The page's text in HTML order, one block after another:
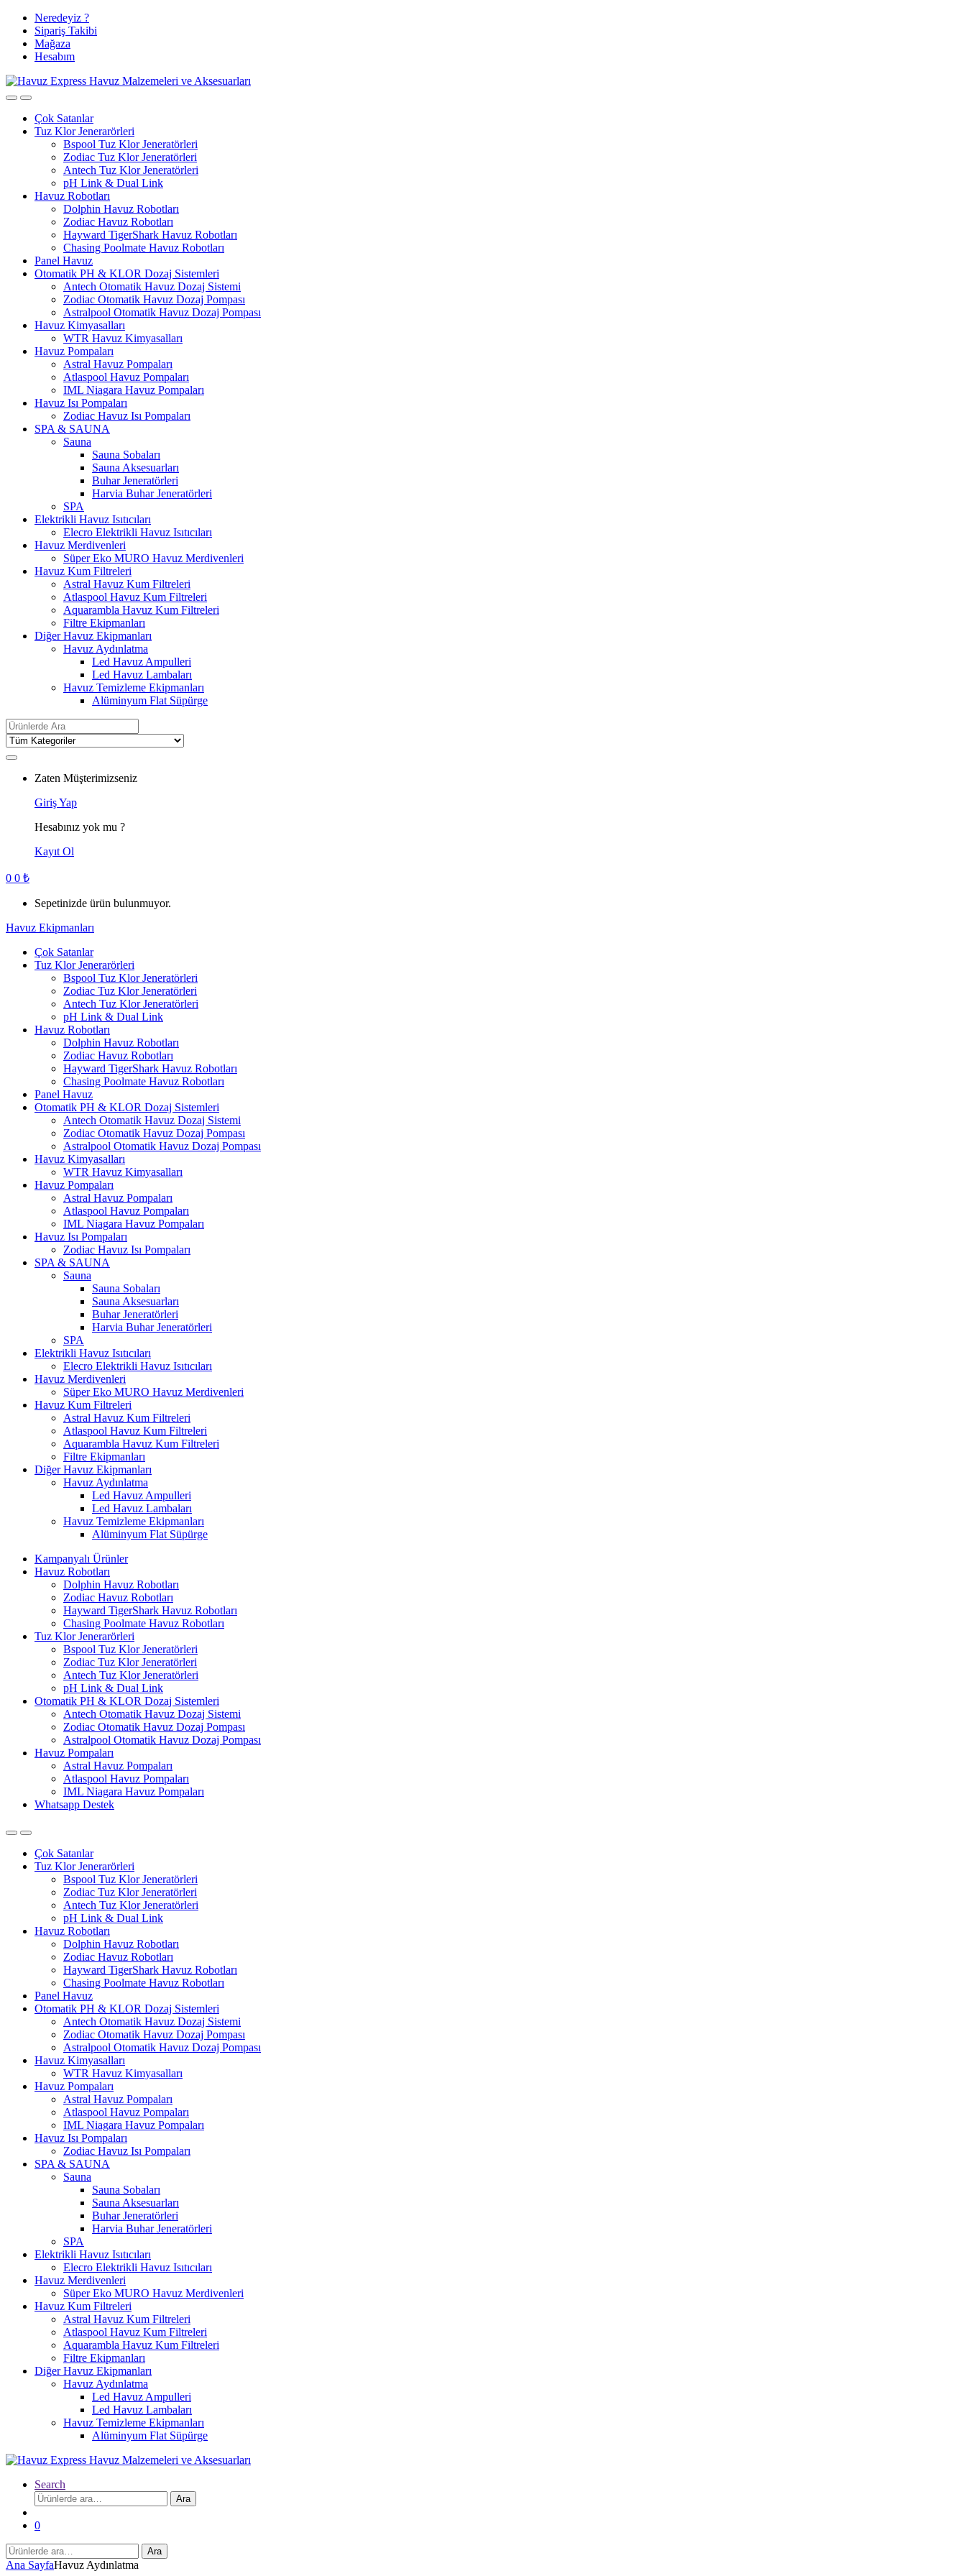
Skip
navigation
Skip
content
Neredeyiz ?
Sipariş Takibi
Mağaza
Hesabım
Çok Satanlar
Tuz Klor Jenerarörleri
Bspool Tuz Klor Jeneratörleri
Zodiac Tuz Klor Jeneratörleri
Antech Tuz Klor Jeneratörleri
pH Link & Dual Link
Havuz Robotları
Dolphin Havuz Robotları
Zodiac Havuz Robotları
Hayward TigerShark Havuz Robotları
Chasing Poolmate Havuz Robotları
Panel Havuz
Otomatik PH & KLOR Dozaj Sistemleri
Antech Otomatik Havuz Dozaj Sistemi
Zodiac Otomatik Havuz Dozaj Pompası
Astralpool Otomatik Havuz Dozaj Pompası
Havuz Kimyasalları
WTR Havuz Kimyasalları
Havuz Pompaları
Astral Havuz Pompaları
Atlaspool Havuz Pompaları
IML Niagara Havuz Pompaları
Havuz Isı Pompaları
Zodiac Havuz Isı Pompaları
SPA & SAUNA
Sauna
Sauna Sobaları
Sauna Aksesuarları
Buhar Jeneratörleri
Harvia Buhar Jeneratörleri
SPA
Elektrikli Havuz Isıtıcıları
Elecro Elektrikli Havuz Isıtıcıları
Havuz Merdivenleri
Süper Eko MURO Havuz Merdivenleri
Havuz Kum Filtreleri
Astral Havuz Kum Filtreleri
Atlaspool Havuz Kum Filtreleri
Aquarambla Havuz Kum Filtreleri
Filtre Ekipmanları
Diğer Havuz Ekipmanları
Havuz Aydınlatma
Led Havuz Ampulleri
Led Havuz Lambaları
Havuz Temizleme Ekipmanları
Alüminyum Flat Süpürge
Search
for:
Zaten Müşterimizseniz
Giriş Yap
Hesabınız yok mu ?
Kayıt Ol
0 0 ₺
Sepetinizde ürün bulunmuyor.
Havuz Ekipmanları
Çok Satanlar
Tuz Klor Jenerarörleri
Bspool Tuz Klor Jeneratörleri
Zodiac Tuz Klor Jeneratörleri
Antech Tuz Klor Jeneratörleri
pH Link & Dual Link
Havuz Robotları
Dolphin Havuz Robotları
Zodiac Havuz Robotları
Hayward TigerShark Havuz Robotları
Chasing Poolmate Havuz Robotları
Panel Havuz
Otomatik PH & KLOR Dozaj Sistemleri
Antech Otomatik Havuz Dozaj Sistemi
Zodiac Otomatik Havuz Dozaj Pompası
Astralpool Otomatik Havuz Dozaj Pompası
Havuz Kimyasalları
WTR Havuz Kimyasalları
Havuz Pompaları
Astral Havuz Pompaları
Atlaspool Havuz Pompaları
IML Niagara Havuz Pompaları
Havuz Isı Pompaları
Zodiac Havuz Isı Pompaları
SPA & SAUNA
Sauna
Sauna Sobaları
Sauna Aksesuarları
Buhar Jeneratörleri
Harvia Buhar Jeneratörleri
SPA
Elektrikli Havuz Isıtıcıları
Elecro Elektrikli Havuz Isıtıcıları
Havuz Merdivenleri
Süper Eko MURO Havuz Merdivenleri
Havuz Kum Filtreleri
Astral Havuz Kum Filtreleri
Atlaspool Havuz Kum Filtreleri
Aquarambla Havuz Kum Filtreleri
Filtre Ekipmanları
Diğer Havuz Ekipmanları
Havuz Aydınlatma
Led Havuz Ampulleri
Led Havuz Lambaları
Havuz Temizleme Ekipmanları
Alüminyum Flat Süpürge
Kampanyalı Ürünler
Havuz Robotları
Dolphin Havuz Robotları
Zodiac Havuz Robotları
Hayward TigerShark Havuz Robotları
Chasing Poolmate Havuz Robotları
Tuz Klor Jenerarörleri
Bspool Tuz Klor Jeneratörleri
Zodiac Tuz Klor Jeneratörleri
Antech Tuz Klor Jeneratörleri
pH Link & Dual Link
Otomatik PH & KLOR Dozaj Sistemleri
Antech Otomatik Havuz Dozaj Sistemi
Zodiac Otomatik Havuz Dozaj Pompası
Astralpool Otomatik Havuz Dozaj Pompası
Havuz Pompaları
Astral Havuz Pompaları
Atlaspool Havuz Pompaları
IML Niagara Havuz Pompaları
Whatsapp Destek
Çok Satanlar
Tuz Klor Jenerarörleri
Bspool Tuz Klor Jeneratörleri
Zodiac Tuz Klor Jeneratörleri
Antech Tuz Klor Jeneratörleri
pH Link & Dual Link
Havuz Robotları
Dolphin Havuz Robotları
Zodiac Havuz Robotları
Hayward TigerShark Havuz Robotları
Chasing Poolmate Havuz Robotları
Panel Havuz
Otomatik PH & KLOR Dozaj Sistemleri
Antech Otomatik Havuz Dozaj Sistemi
Zodiac Otomatik Havuz Dozaj Pompası
Astralpool Otomatik Havuz Dozaj Pompası
Havuz Kimyasalları
WTR Havuz Kimyasalları
Havuz Pompaları
Astral Havuz Pompaları
Atlaspool Havuz Pompaları
IML Niagara Havuz Pompaları
Havuz Isı Pompaları
Zodiac Havuz Isı Pompaları
SPA & SAUNA
Sauna
Sauna Sobaları
Sauna Aksesuarları
Buhar Jeneratörleri
Harvia Buhar Jeneratörleri
SPA
Elektrikli Havuz Isıtıcıları
Elecro Elektrikli Havuz Isıtıcıları
Havuz Merdivenleri
Süper Eko MURO Havuz Merdivenleri
Havuz Kum Filtreleri
Astral Havuz Kum Filtreleri
Atlaspool Havuz Kum Filtreleri
Aquarambla Havuz Kum Filtreleri
Filtre Ekipmanları
Diğer Havuz Ekipmanları
Havuz Aydınlatma
Led Havuz Ampulleri
Led Havuz Lambaları
Havuz Temizleme Ekipmanları
Alüminyum Flat Süpürge
Search
Ara:
Ara
0
Ara:
Ara
Ana SayfaHavuz Aydınlatma